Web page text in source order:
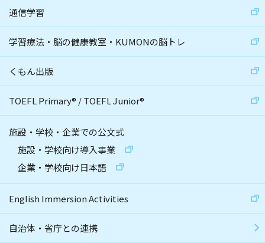
通信学習
学習療法・脳の健康教室・KUMONの脳トレ
くもん出版
TOEFL Primary® /TOEFL Junior®
施設・学校・企業での公文式
施設・学校向け導入事業
企業・学校向け日本語
English Immersion Activities
自治体・省庁との連携